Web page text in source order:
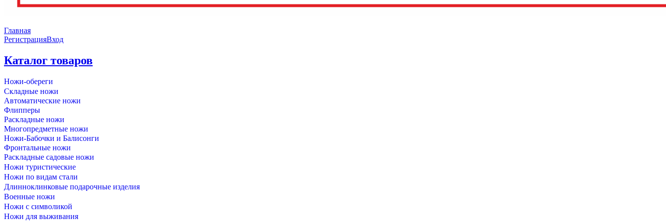
Главная
РегистрацияВход
Каталог товаров
Ножи-обереги
Складные ножи
Автоматические ножи
Флипперы
Раскладные ножи
Многопредметные ножи
Ножи-Бабочки и Балисонги
Фронтальные ножи
Раскладные садовые ножи
Ножи туристические
Ножи по видам стали
Длинноклинковые подарочные изделия
Военные ножи
Ножи с символикой
Ножи для выживания